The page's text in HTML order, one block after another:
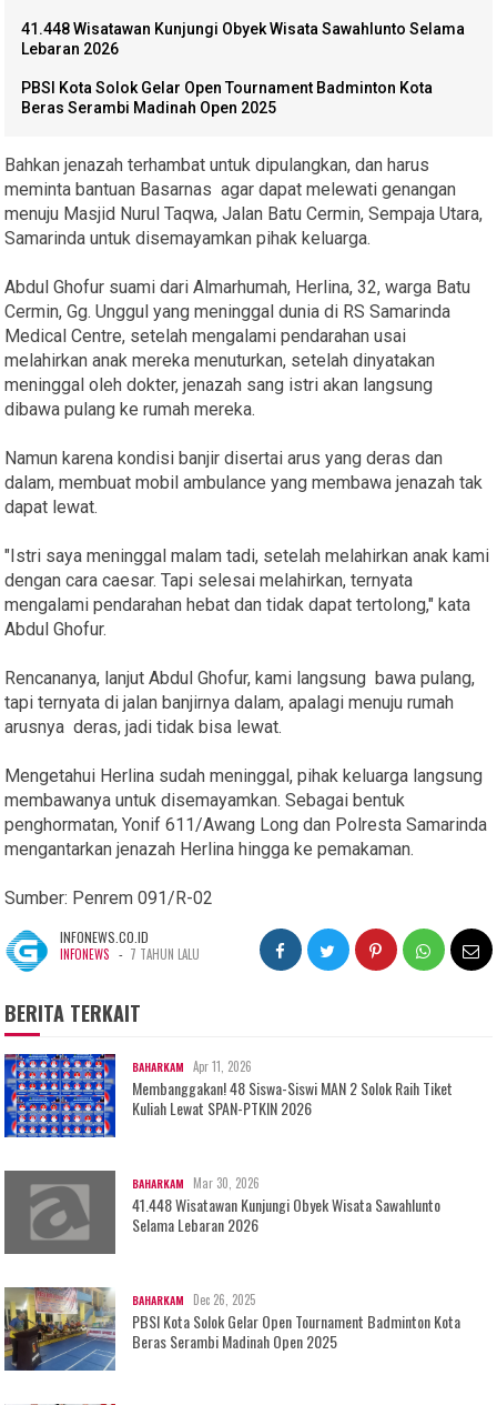
41.448 Wisatawan Kunjungi Obyek Wisata Sawahlunto Selama
Lebaran 2026
PBSI Kota Solok Gelar Open Tournament Badminton Kota
Beras Serambi Madinah Open 2025
Bahkan jenazah terhambat untuk dipulangkan, dan harus
meminta bantuan Basarnas agar dapat melewati genangan
menuju Masjid Nurul Taqwa, Jalan Batu Cermin, Sempaja Utara,
Samarinda untuk disemayamkan pihak keluarga.
Abdul Ghofur suami dari Almarhumah, Herlina, 32, warga Batu
Cermin, Gg. Unggul yang meninggal dunia di RS Samarinda
Medical Centre, setelah mengalami pendarahan usai
melahirkan anak mereka menuturkan, setelah dinyatakan
meninggal oleh dokter, jenazah sang istri akan langsung
dibawa pulang ke rumah mereka.
Namun karena kondisi banjir disertai arus yang deras dan
dalam, membuat mobil ambulance yang membawa jenazah tak
dapat lewat.
"Istri saya meninggal malam tadi, setelah melahirkan anak kami
dengan cara caesar. Tapi selesai melahirkan, ternyata
mengalami pendarahan hebat dan tidak dapat tertolong," kata
Abdul Ghofur.
Rencananya, lanjut Abdul Ghofur, kami langsung bawa pulang,
tapi ternyata di jalan banjirnya dalam, apalagi menuju rumah
arusnya deras, jadi tidak bisa lewat.
Mengetahui Herlina sudah meninggal, pihak keluarga langsung
membawanya untuk disemayamkan. Sebagai bentuk
penghormatan, Yonif 611/Awang Long dan Polresta Samarinda
mengantarkan jenazah Herlina hingga ke pemakaman.
Sumber: Penrem 091/R-02
INFONEWS.CO.ID
INFONEWS - 7 TAHUN LALU
BERITA TERKAIT
BAHARKAM Apr 11, 2026
Membanggakan! 48 Siswa-Siswi MAN 2 Solok Raih Tiket
Kuliah Lewat SPAN-PTKIN 2026
BAHARKAM Mar 30, 2026
41.448 Wisatawan Kunjungi Obyek Wisata Sawahlunto
Selama Lebaran 2026
BAHARKAM Dec 26, 2025
PBSI Kota Solok Gelar Open Tournament Badminton Kota
Beras Serambi Madinah Open 2025